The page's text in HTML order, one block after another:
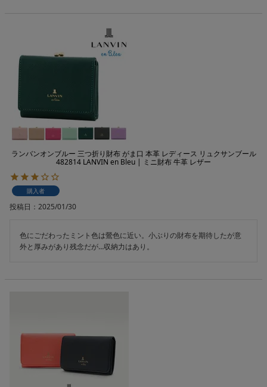
ランバンオンブルー 三つ折り財布 がま口 本革 レディース リュクサンブール
482814 LANVIN en Bleu | ミニ財布 牛革 レザー
購入者
投稿日 2025/01/30
色にごだわったミント色は鶯色に近い。小ぶりの財布を期待したが意
外と厚みがあり残念だが…収納力はあり。